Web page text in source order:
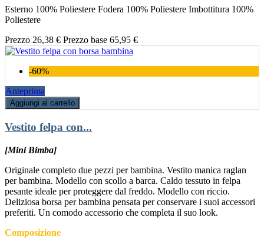
Esterno 100% Poliestere Fodera 100% Poliestere Imbottitura 100%
Poliestere
Prezzo 26,38 € Prezzo base 65,95 €
-60%
Anteprima
Aggiungi al carrello
Vestito felpa con...
[Mini Bimba]
Originale completo due pezzi per bambina. Vestito manica raglan
per bambina. Modello con scollo a barca. Caldo tessuto in felpa
pesante ideale per proteggere dal freddo. Modello con riccio.
Deliziosa borsa per bambina pensata per conservare i suoi accessori
preferiti. Un comodo accessorio che completa il suo look.
Composizione